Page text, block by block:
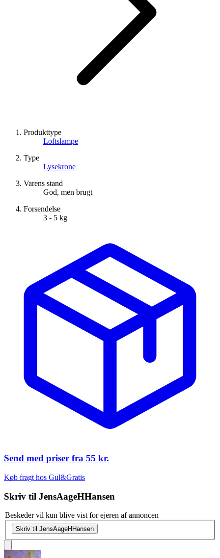
Produkttype
Loftslampe
Type
Lysekrone
Varens stand
God, men brugt
Forsendelse
3 - 5 kg
Send med priser fra 55 kr.
Køb fragt hos Gul&Gratis
Skriv til JensAageHHansen
Beskeder vil kun blive vist for ejeren af annoncen
Skriv til JensAageHHansen